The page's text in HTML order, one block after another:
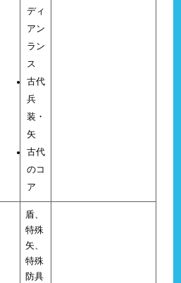
ディ
アン
ラン
ス
古代
兵
装・
矢
古代
のコ
ア
盾、
特殊
矢、
特殊
防具